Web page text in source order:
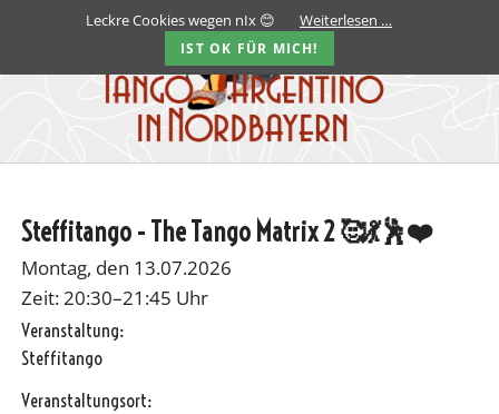
Steffitango - The Tango Matrix 2 🥰💃🕺❤️
Montag, den 13.07.2026
Zeit: 20:30–21:45 Uhr
Veranstaltung:
Steffitango
Veranstaltungsort:
Leckre Cookies wegen nIx 😊 Weiterlesen …
IST OK FÜR MICH!